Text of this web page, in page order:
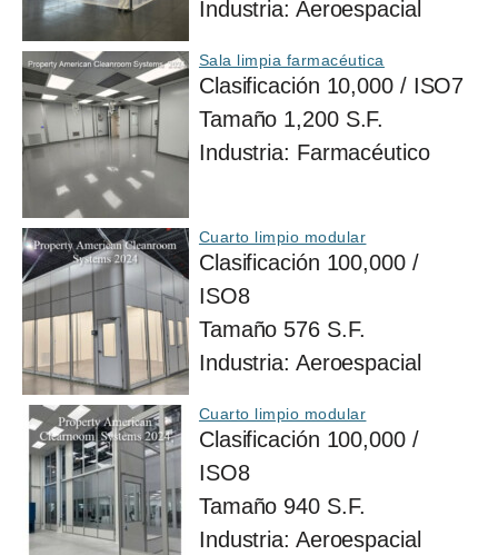
Industria: Aeroespacial
Sala limpia farmacéutica
Clasificación 10,000 / ISO7
Tamaño 1,200 S.F.
Industria: Farmacéutico
Cuarto limpio modular
Clasificación 100,000 /
ISO8
Tamaño 576 S.F.
Industria: Aeroespacial
Cuarto limpio modular
Clasificación 100,000 /
ISO8
Tamaño 940 S.F.
Industria: Aeroespacial